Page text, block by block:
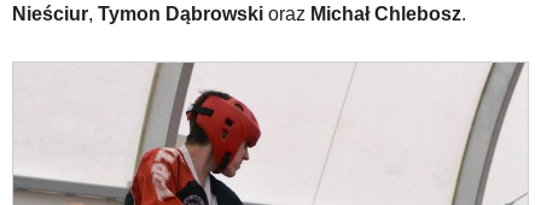
przyjęte
danej
Nieściur, Tymon Dąbrowski oraz Michał Chlebosz.